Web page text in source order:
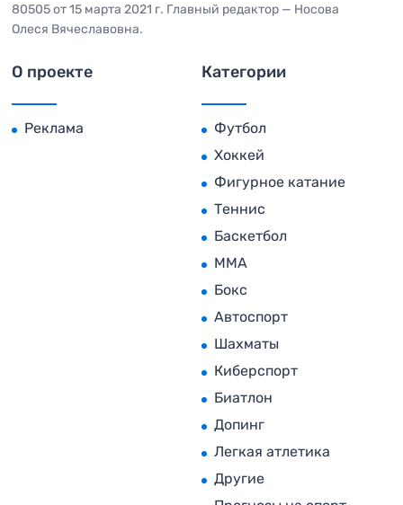
80505 от 15 марта 2021 г. Главный редактор — Носова
Олеся Вячеславовна.
О проекте
Реклама
Категории
Футбол
Хоккей
Фигурное катание
Теннис
Баскетбол
MMA
Бокс
Автоспорт
Шахматы
Киберспорт
Биатлон
Допинг
Легкая атлетика
Другие